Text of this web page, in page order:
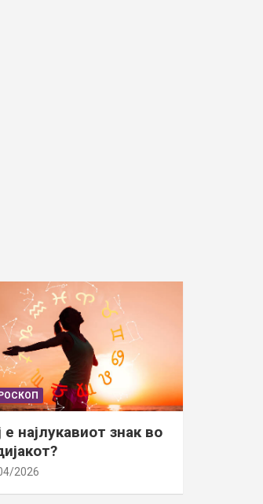
е најлукавиот знак во
2026